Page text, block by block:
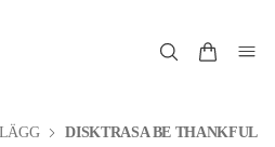
DISKTRASA BE THANKFUL